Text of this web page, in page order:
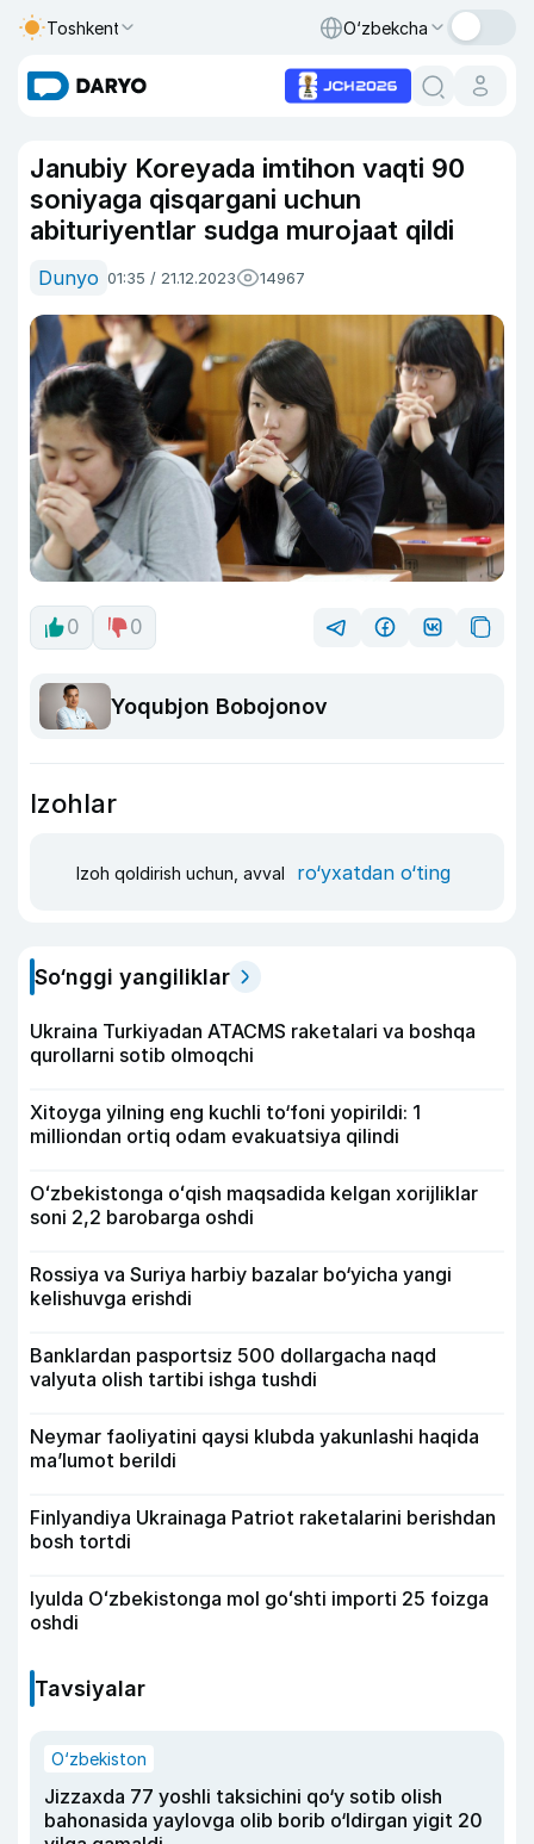
Toshkent O‘zbekcha
Janubiy Koreyada imtihon vaqti 90
soniyaga qisqargani uchun
abituriyentlar sudga murojaat qildi
Dunyo 01:35 / 21.12.2023 14967
0 0
Yoqubjon Bobojonov
Izohlar
Izoh qoldirish uchun, avval ro‘yxatdan o‘ting
So‘nggi yangiliklar
Ukraina Turkiyadan ATACMS raketalari va boshqa
qurollarni sotib olmoqchi
Xitoyga yilning eng kuchli to‘foni yopirildi: 1
milliondan ortiq odam evakuatsiya qilindi
Oʻzbekistonga oʻqish maqsadida kelgan xorijliklar
soni 2,2 barobarga oshdi
Rossiya va Suriya harbiy bazalar bo‘yicha yangi
kelishuvga erishdi
Banklardan pasportsiz 500 dollargacha naqd
valyuta olish tartibi ishga tushdi
Neymar faoliyatini qaysi klubda yakunlashi haqida
ma’lumot berildi
Finlyandiya Ukrainaga Patriot raketalarini berishdan
bosh tortdi
Iyulda Oʻzbekistonga mol goʻshti importi 25 foizga
oshdi
Tavsiyalar
O‘zbekiston
Jizzaxda 77 yoshli taksichini qo‘y sotib olish
bahonasida yaylovga olib borib o‘ldirgan yigit 20